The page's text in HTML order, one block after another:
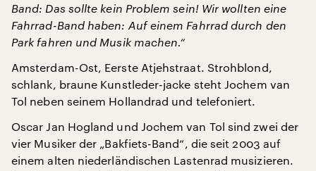
Band: Das sollte kein Problem sein! Wir wollten eine
Fahrrad-Band haben: Auf einem Fahrrad durch den
Park fahren und Musik machen.“
Amsterdam-Ost, Eerste Atjehstraat. Strohblond,
schlank, braune Kunstleder-jacke steht Jochem van
Tol neben seinem Hollandrad und telefoniert.
Oscar Jan Hogland und Jochem van Tol sind zwei der
vier Musiker der „Bakfiets-Band“, die seit 2003 auf
einem alten niederländischen Lastenrad musizieren.